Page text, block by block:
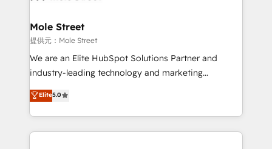
Healthcare: HIPAA implementations; secure data
workflows 💼 Financial Services: compliant
workflows; audit-ready reporting ⚖️ Legal: client
intake; pipeline and document workflows 🛒 E-
revenue automation 🏢 Real Estate: deal pipelines;
portfolio and lifecycle management 🏭
Mole Street
提供元：Mole Street
We are an Elite HubSpot Solutions Partner and
industry-leading technology and marketing
consultancy. Our focus is on enterprise and mid-
market B2B companies globally that want a strategic
approach to execute their goals through creative
applications of our solutions; Technical HubSpot
Elite5.0